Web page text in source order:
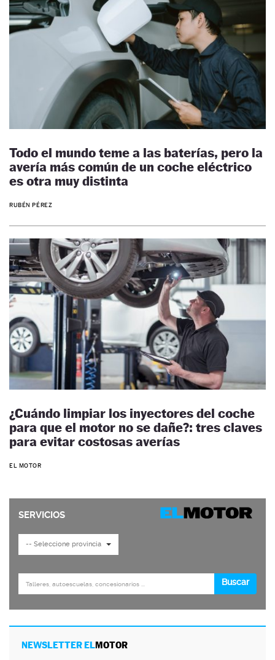
Todo el mundo teme a las baterías, pero la
avería más común de un coche eléctrico
es otra muy distinta
RUBÉN PÉREZ
¿Cuándo limpiar los inyectores del coche
para que el motor no se dañe?: tres claves
para evitar costosas averías
EL MOTOR
NEWSLETTER ELMOTOR